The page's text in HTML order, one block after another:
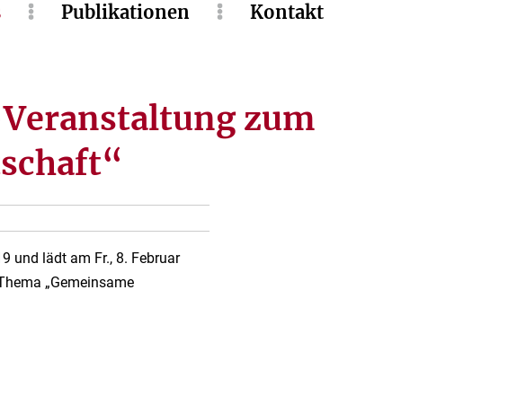
Publikationen Kontakt
zum
und lädt am Fr., 8. Februar
„Gemeinsame